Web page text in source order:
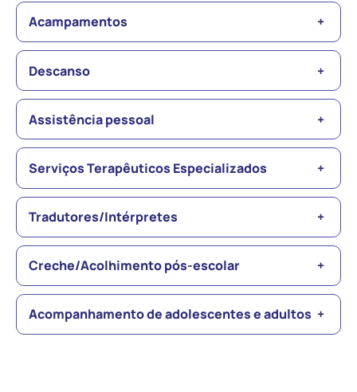
Acampamentos +
Descanso +
Assistência pessoal +
Serviços Terapêuticos Especializados +
Tradutores/Intérpretes +
Creche/Acolhimento pós-escolar +
Acompanhamento de adolescentes e adultos +